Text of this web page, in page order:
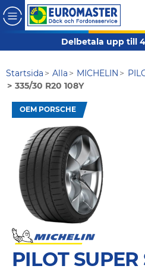
Delbetala upp till
Startsida Alla MICHELIN
335/30 R20 108Y
OEM PORSCHE
PILOT SUPER